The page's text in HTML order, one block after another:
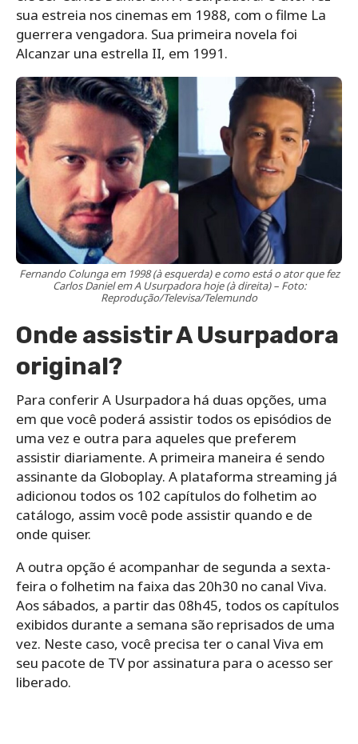
sua estreia nos cinemas em 1988, com o filme La
guerrera vengadora. Sua primeira novela foi
Alcanzar una estrella II, em 1991.
Fernando Colunga em 1998 (à esquerda) e como está o ator que fez
Carlos Daniel em A Usurpadora hoje (à direita) – Foto:
Reprodução/Televisa/Telemundo
Onde assistir A Usurpadora
original?
Para conferir A Usurpadora há duas opções, uma
em que você poderá assistir todos os episódios de
uma vez e outra para aqueles que preferem
assistir diariamente. A primeira maneira é sendo
assinante da Globoplay. A plataforma streaming já
adicionou todos os 102 capítulos do folhetim ao
catálogo, assim você pode assistir quando e de
onde quiser.
A outra opção é acompanhar de segunda a sexta-
feira o folhetim na faixa das 20h30 no canal Viva.
Aos sábados, a partir das 08h45, todos os capítulos
exibidos durante a semana são reprisados de uma
vez. Neste caso, você precisa ter o canal Viva em
seu pacote de TV por assinatura para o acesso ser
liberado.